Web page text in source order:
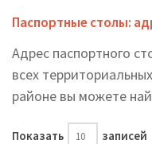
Паспортные столы:
Адрес паспортного
всех
районе вы можете
Показать записей